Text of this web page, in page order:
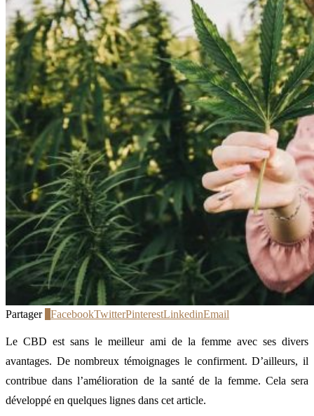
Partager FacebookTwitterPinterestLinkedinEmail
Le CBD est sans le meilleur ami de la femme avec ses divers
avantages. De nombreux témoignages le confirment. D’ailleurs, il
contribue dans l’amélioration de la santé de la femme. Cela sera
développé en quelques lignes dans cet article.